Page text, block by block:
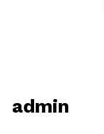
admin